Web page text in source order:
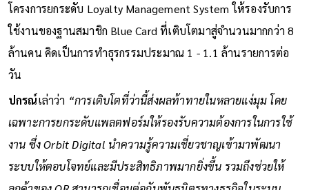
โครงการยกระดับ Loyalty Management System ให้รองรับการ
ใช้งานของฐานสมาชิก Blue Card ที่เติบโตมาสู่จำนวนมากกว่า 8
ล้านคน คิดเป็นการทำธุรกรรมประมาณ 1 - 1.1 ล้านรายการต่อ
วัน
ปกรณ์เล่าว่า “การเติบโตที่ว่านี้ส่งผลท้าทายในหลายแง่มุม โดย
เฉพาะการยกระดับแพลตฟอร์มให้รองรับความต้องการในการใช้
งาน ซึ่ง Orbit Digital นำความรู้ความเชี่ยวชาญเข้ามาพัฒนา
ระบบให้ตอบโจทย์และมีประสิทธิภาพมากยิ่งขึ้น รวมถึงช่วยให้